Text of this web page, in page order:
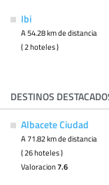
Ibi
A 54.28 km de distancia
( 2 hoteles )
DESTINOS
Albacete Ciudad
A 71.82 km de distancia
( 26 hoteles )
Valoracion7.6